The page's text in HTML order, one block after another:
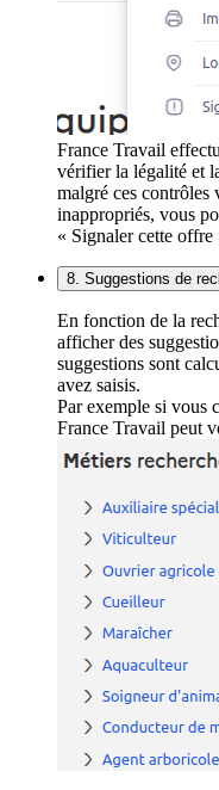
France Travail
vérifier la légalité et
malgré ces contrôles
inappropriés, vous
« Signaler cette offre
8. Suggestions de
En fonction de la
afficher des
suggestions sont
avez saisis.
Par exemple si vous
France Travail peut